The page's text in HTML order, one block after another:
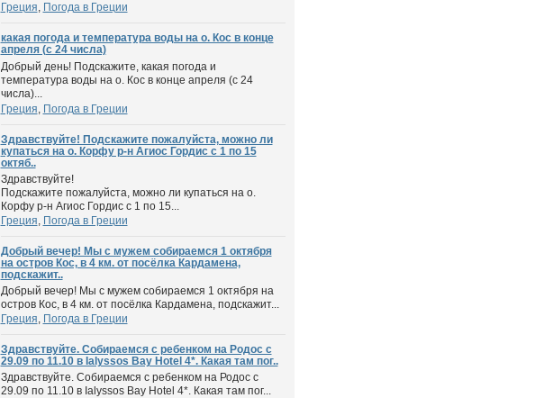
Греция, Погода в Греции
какая погода и температура воды на о. Кос в конце
апреля (с 24 числа)
Добрый день! Подскажите, какая погода и
температура воды на о. Кос в конце апреля (с 24
числа)...
Греция, Погода в Греции
Здравствуйте! Подскажите пожалуйста, можно ли
купаться на о. Корфу р-н Агиос Гордис с 1 по 15
октяб..
Здравствуйте!
Подскажите пожалуйста, можно ли купаться на о.
Корфу р-н Агиос Гордис с 1 по 15...
Греция, Погода в Греции
Добрый вечер! Мы с мужем собираемся 1 октября
на остров Кос, в 4 км. от посёлка Кардамена,
подскажит..
Добрый вечер! Мы с мужем собираемся 1 октября на
остров Кос, в 4 км. от посёлка Кардамена, подскажит...
Греция, Погода в Греции
Здравствуйте. Собираемся с ребенком на Родос с
29.09 по 11.10 в Ialyssos Bay Hotel 4*. Какая там пог..
Здравствуйте. Собираемся с ребенком на Родос с
29.09 по 11.10 в Ialyssos Bay Hotel 4*. Какая там пог...